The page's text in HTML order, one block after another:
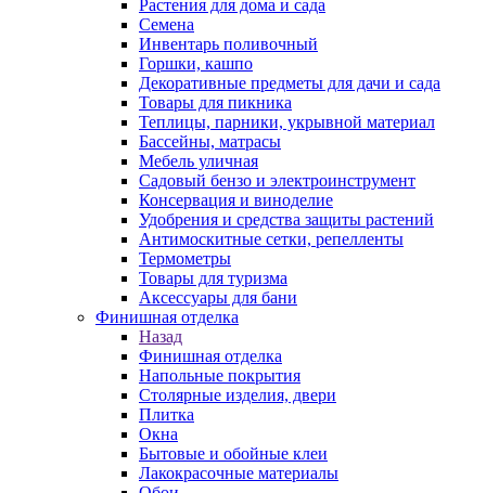
Растения для дома и сада
Семена
Инвентарь поливочный
Горшки, кашпо
Декоративные предметы для дачи и сада
Товары для пикника
Теплицы, парники, укрывной материал
Бассейны, матрасы
Мебель уличная
Садовый бензо и электроинструмент
Консервация и виноделие
Удобрения и средства защиты растений
Антимоскитные сетки, репелленты
Термометры
Товары для туризма
Аксессуары для бани
Финишная отделка
Назад
Финишная отделка
Напольные покрытия
Столярные изделия, двери
Плитка
Окна
Бытовые и обойные клеи
Лакокрасочные материалы